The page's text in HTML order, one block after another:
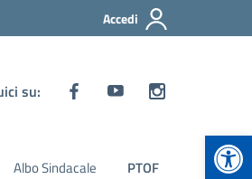
Accedi
su:
Albo Sindacale PTOF